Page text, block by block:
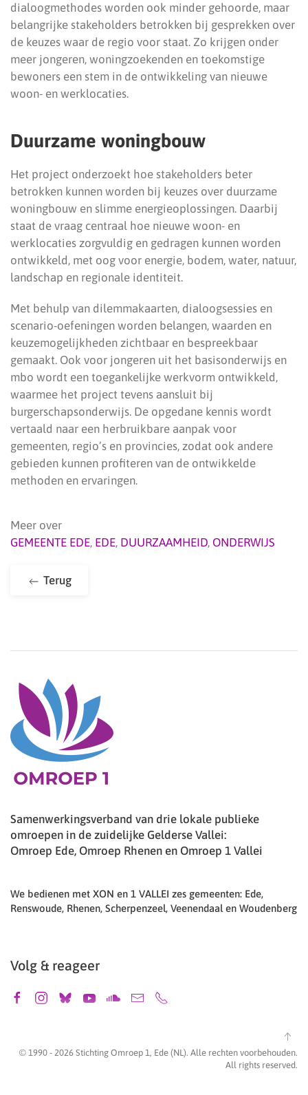
dialoogmethodes worden ook minder gehoorde, maar
belangrijke stakeholders betrokken bij gesprekken over
de keuzes waar de regio voor staat. Zo krijgen onder
meer jongeren, woningzoekenden en toekomstige
bewoners een stem in de ontwikkeling van nieuwe
woon- en werklocaties.
Duurzame woningbouw
Het project onderzoekt hoe stakeholders beter
betrokken kunnen worden bij keuzes over duurzame
woningbouw en slimme energieoplossingen. Daarbij
staat de vraag centraal hoe nieuwe woon- en
werklocaties zorgvuldig en gedragen kunnen worden
ontwikkeld, met oog voor energie, bodem, water, natuur,
landschap en regionale identiteit.
Met behulp van dilemmakaarten, dialoogsessies en
scenario-oefeningen worden belangen, waarden en
keuzemogelijkheden zichtbaar en bespreekbaar
gemaakt. Ook voor jongeren uit het basisonderwijs en
mbo wordt een toegankelijke werkvorm ontwikkeld,
waarmee het project tevens aansluit bij
burgerschapsonderwijs. De opgedane kennis wordt
vertaald naar een herbruikbare aanpak voor
gemeenten, regio’s en provincies, zodat ook andere
gebieden kunnen profiteren van de ontwikkelde
methoden en ervaringen.
Meer over
GEMEENTE EDE, EDE, DUURZAAMHEID, ONDERWIJS
Terug
Samenwerkingsverband van drie lokale publieke
omroepen in de zuidelijke Gelderse Vallei:
Omroep Ede, Omroep Rhenen en Omroep 1 Vallei
We bedienen met XON en 1 VALLEI zes gemeenten: Ede,
Renswoude, Rhenen, Scherpenzeel, Veenendaal en Woudenberg
Volg & reageer
© 1990 - 2026 Stichting Omroep 1, Ede (NL). Alle rechten voorbehouden.
All rights reserved.